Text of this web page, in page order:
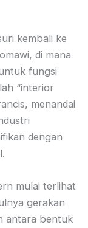
kembali ke
di mana
fungsi
“interior
menandai
dengan
mulai terlihat
gerakan
antara bentuk